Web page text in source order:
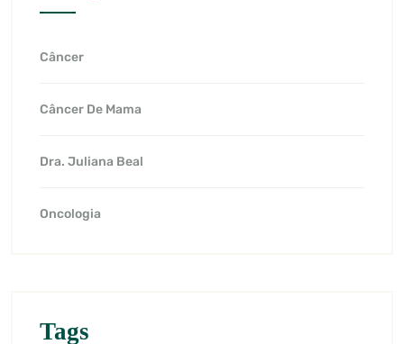
Câncer
Câncer De Mama
Dra. Juliana Beal
Oncologia
Tags